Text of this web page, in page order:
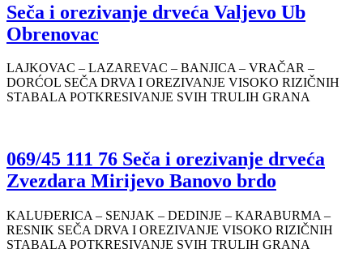
Seča i orezivanje drveća Valjevo Ub
Obrenovac
LAJKOVAC – LAZAREVAC – BANJICA – VRAČAR –
DORĆOL SEČA DRVA I OREZIVANJE VISOKO RIZIČNIH
STABALA POTKRESIVANJE SVIH TRULIH GRANA
069/45 111 76 Seča i orezivanje drveća
Zvezdara Mirijevo Banovo brdo
KALUĐERICA – SENJAK – DEDINJE – KARABURMA –
RESNIK SEČA DRVA I OREZIVANJE VISOKO RIZIČNIH
STABALA POTKRESIVANJE SVIH TRULIH GRANA